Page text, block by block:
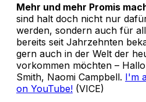
Mehr und mehr Promis
sind halt doch nicht nur
werden, sondern auch für
bereits seit Jahrzehnten
gern auch in der Welt der
vorkommen möchten –
Smith, Naomi Campbell. I'm
on YouTube! (VICE)